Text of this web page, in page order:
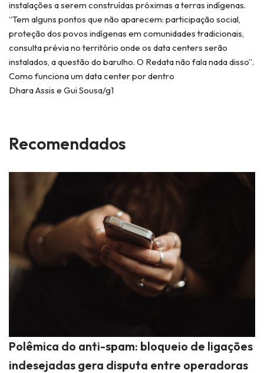
instalações a serem construídas próximas a terras indígenas.
“Tem alguns pontos que não aparecem: participação social,
proteção dos povos indígenas em comunidades tradicionais,
consulta prévia no território onde os data centers serão
instalados, a questão do barulho. O Redata não fala nada disso”.
Como funciona um data center por dentro
Dhara Assis e Gui Sousa/g1
Recomendados
Polêmica do anti-spam: bloqueio de ligações
indesejadas gera disputa entre operadoras